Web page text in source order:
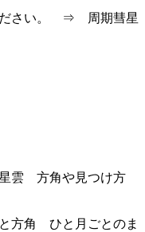
ださい。 ⇒ 周期彗星
雲 方角や見つけ方
方角 ひと月ごとのま